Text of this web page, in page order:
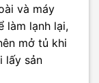
và máy
làm lạnh lại,
mở tủ khi
lấy sản